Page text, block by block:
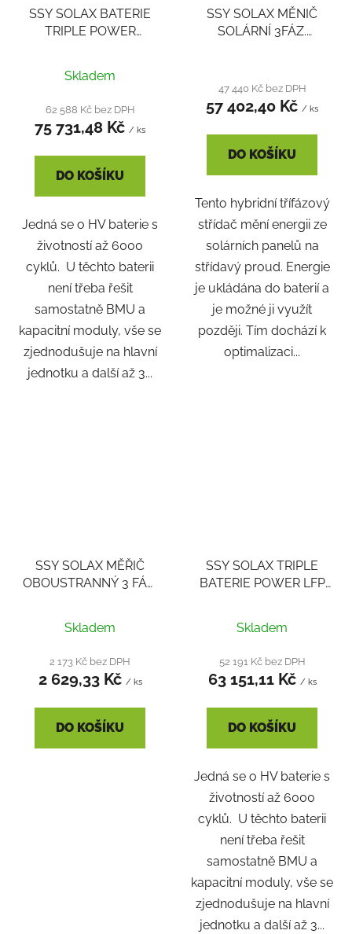
SSY SOLAX BATERIE
TRIPLE POWER
5.8
Skladem
62 588 Kč bez DPH
75 731,48 Kč / ks
DO KOŠÍKU
Jedná se o HV baterie s
životností až 6000
cyklů. U těchto baterii
není třeba řešit
samostatně BMU a
kapacitní moduly, vše se
zjednodušuje na hlavní
jednotku a další až 3...
SSY SOLAX MĚNIČ
SOLÁRNÍ 3FÁZ.
POCKET WIFI 3.0 A CT
TRAF
47 440 Kč bez DPH
57 402,40 Kč / ks
DO KOŠÍKU
Tento hybridní třífázový
střídač mění energii ze
solárních panelů na
střídavý proud. Energie
je ukládána do baterií a
je možné ji využít
později. Tím dochází k
optimalizaci...
SSY SOLAX MĚŘIČ
OBOUSTRANNÝ 3 FÁZ.
Skladem
2 173 Kč bez DPH
2 629,33 Kč / ks
DO KOŠÍKU
SSY SOLAX TRIPLE
BATERIE POWER LFP
Skladem
52 191 Kč bez DPH
63 151,11 Kč / ks
DO KOŠÍKU
Jedná se o HV baterie s
životností až 6000
cyklů. U těchto baterii
není třeba řešit
samostatně BMU a
kapacitní moduly, vše se
zjednodušuje na hlavní
jednotku a další až 3...